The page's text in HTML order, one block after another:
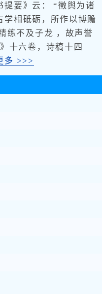
提要》云： “徵舆为诸
学相砥砺，所作以博赡
练不及子龙 ，故声誉
十六卷，诗稿十四
多 >>>